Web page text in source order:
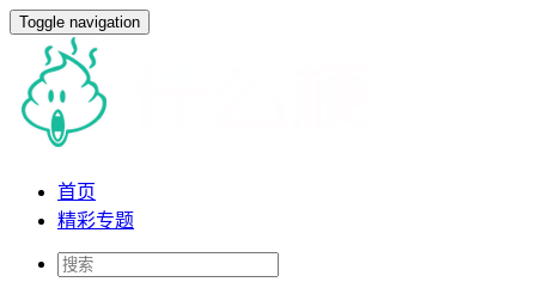
Toggle navigation
首页
精彩专题